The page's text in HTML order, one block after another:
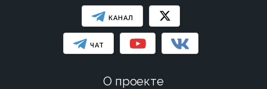
КАНАЛ
ЧАТ
О проекте